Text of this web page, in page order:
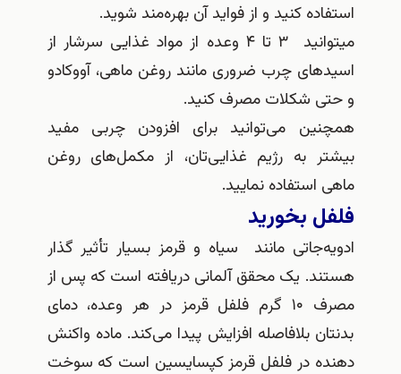
کنید و از فواید آن بهره‌مند شوید.
ميتوانيد ۳ تا ۴ وعده از مواد غذایی سرشار از
چرب ضروری مانند روغن ماهی، آووکادو
شکلات مصرف کنید.
می‌توانید برای افزودن چربی مفید
به رژیم غذایی‌تان، از مکمل‌های روغن
نمایید.
بخوريد
مانند سیاه و قرمز بسیار تأثیر گذار
یک محقق آلمانی دریافته‌ است که پس از
مصرف ۱۰ گرم فلفل قرمز در هر وعده، دمای
بلافاصله افزایش پیدا می‌کند. ماده واکنش
در فلفل قرمز کپسایسین است که سوخت